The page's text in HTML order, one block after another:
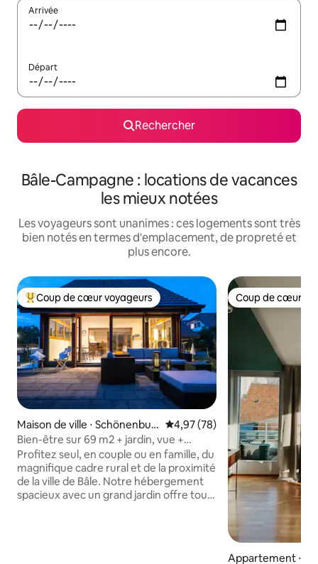
Arrivée
Départ
Rechercher
Bâle-Campagne : locations de vacances
les mieux notées
Les voyageurs sont unanimes : ces logements sont très
bien notés en termes d'emplacement, de propreté et
plus encore.
Coups de cœur voyageurs les plus appréciés
Coup de cœur voyageurs
Maison de ville ⋅ Schönenbuc
h
Évaluation moyenne sur la
4,97 (78)
Bien-être sur 69 m2 + jardin, vue +
parking
Profitez seul, en couple ou en famille, du
magnifique cadre rural et de la proximité
de la ville de Bâle. Notre hébergement
spacieux avec un grand jardin offre tout
Coup de cœur
Coup de cœur
Appartement ⋅